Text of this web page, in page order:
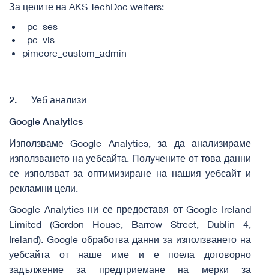
За целите на​ AKS TechDoc weiters:
_pc_ses
_pc_vis
pimcore_custom_admin
2.
Уеб анализи
Google Analytics
Използваме Google Analytics, за да анализираме
използването на уебсайта. Получените от това данни
се използват за оптимизиране на нашия уебсайт и
рекламни цели.
Google Analytics ни се предоставя от Google Ireland
Limited (Gordon House, Barrow Street, Dublin 4,
Ireland). Google обработва данни за използването на
уебсайта от наше име и е поела договорно
задължение за предприемане на мерки за